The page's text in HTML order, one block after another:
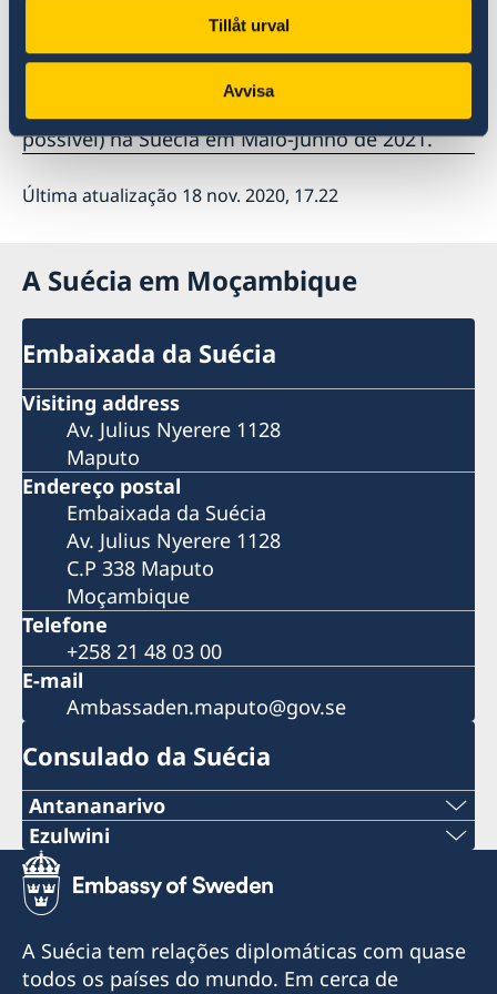
Tillåt urval
Avvisa
A data limite para a apresentação de
candidaturas é 14 de dezembro de 2020 e a
primeira fase do programa será organizada (se
possível) na Suécia em Maio-Junho de 2021.
Última atualização 18 nov. 2020, 17.22
A Suécia em Moçambique
Embaixada da Suécia
Visiting address
Av. Julius Nyerere 1128
Maputo
Endereço postal
Embaixada da Suécia
Av. Julius Nyerere 1128
C.P 338 Maputo
Moçambique
Telefone
+258 21 48 03 00
E-mail
Ambassaden.maputo@gov.se
Consulado da Suécia
Antananarivo
Telemóvel & Whatsapp:
+261 32 69 449 06
sweden.mgaconsulate@gmail.com
Ezulwini
Tel:
+268 2416-1156
E-mail
A Suécia tem relações diplomáticas com quase
todos os países do mundo. Em cerca de